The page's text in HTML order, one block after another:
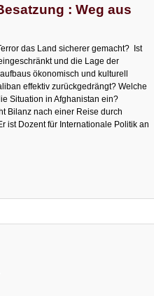
: Weg aus
das Land sicherer gemacht? Ist
und die Lage der
ökonomisch und kulturell
effektiv zurückgedrängt? Welche
Situation in Afghanistan ein?
Bilanz nach einer Reise durch
ist Dozent für Internationale Politik an